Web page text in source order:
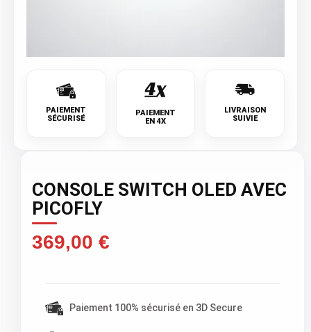
PAIEMENT
SÉCURISÉ
PAIEMENT
EN 4X
LIVRAISON
SUIVIE
CONSOLE SWITCH OLED AVEC
PICOFLY
369,00 €
Paiement 100% sécurisé en 3D Secure